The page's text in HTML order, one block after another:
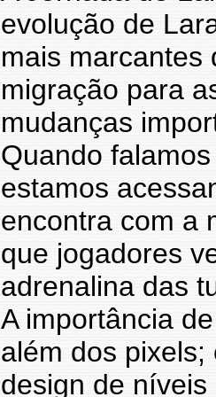
evolução de
mais marcantes
migração para
mudanças
Quando
estamos
encontra com a
que jogadores
adrenalina das
A importância
além dos
design de